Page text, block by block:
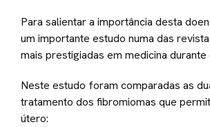
Para salientar a importância desta
um importante estudo numa das
mais prestigiadas em medicina durante
Neste estudo foram comparadas as
tratamento dos fibromiomas que
útero: